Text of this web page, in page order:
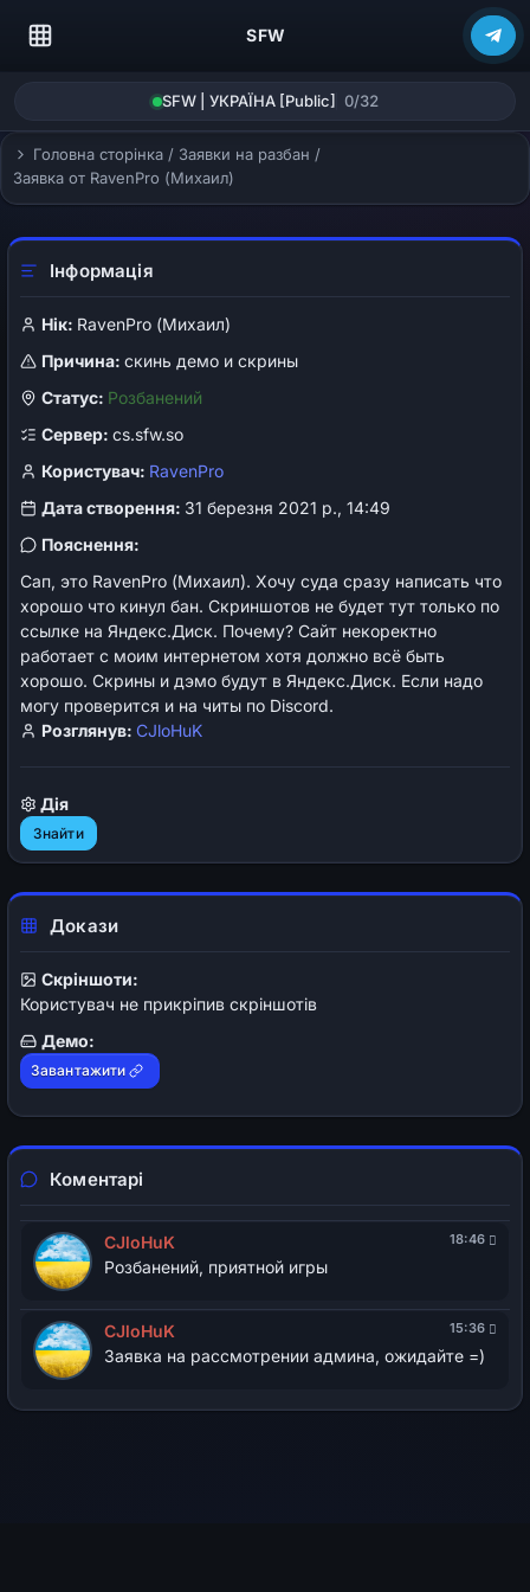
SFW
SFW | УКРАЇНА [Public] 0/32
Головна сторінка / Заявки на разбан /
Заявка от RavenPro (Михаил)
Інформація
Нік: RavenPro (Михаил)
Причина: скинь демо и скрины
Статус: Розбанений
Сервер: cs.sfw.so
Користувач: RavenPro
Дата створення: 31 березня 2021 р., 14:49
Пояснення:
Сап, это RavenPro (Михаил). Хочу суда сразу написать что
хорошо что кинул бан. Скриншотов не будет тут только по
ссылке на Яндекс.Диск. Почему? Сайт некоректно
работает с моим интернетом хотя должно всё быть
хорошо. Скрины и дэмо будут в Яндекс.Диск. Если надо
могу проверится и на читы по Discord.
Розглянув: CJloHuK
Дія
Знайти
Докази
Скріншоти:
Користувач не прикріпив скріншотів
Демо:
Завантажити
Коментарі
CJloHuK 18:46
Розбанений, приятной игры
CJloHuK 15:36
Заявка на рассмотрении админа, ожидайте =)